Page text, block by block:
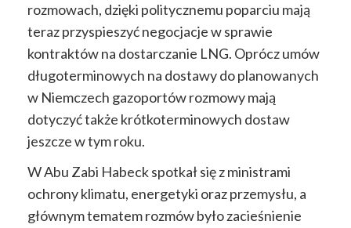
rozmowach, dzięki politycznemu poparciu mają
teraz przyspieszyć negocjacje w sprawie
kontraktów na dostarczanie LNG. Oprócz umów
długoterminowych na dostawy do planowanych
w Niemczech gazoportów rozmowy mają
dotyczyć także krótkoterminowych dostaw
jeszcze w tym roku.
W Abu Zabi Habeck spotkał się z ministrami
ochrony klimatu, energetyki oraz przemysłu, a
głównym tematem rozmów było zacieśnienie